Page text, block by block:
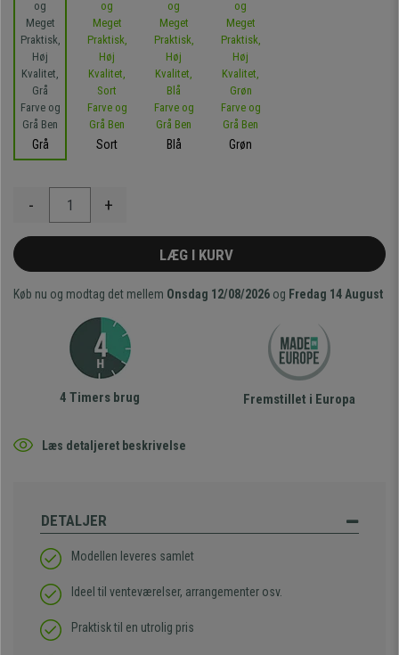
Grå Sort Blå Grøn
- +
LÆG I KURV
Køb nu og modtag det mellem Onsdag 12/08/2026 og Fredag 14 August
4 Timers brug Fremstillet i Europa
Læs detaljeret beskrivelse
DETALJER
Modellen leveres samlet
Ideel til venteværelser, arrangementer osv.
Praktisk til en utrolig pris